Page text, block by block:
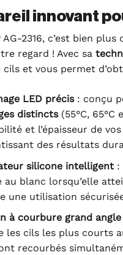
innovant
AG-2316, c’est bien
regard ! Avec sa
cils et vous permet
LED précis: conçu
distincts(55°C, 65°C
et l’épaisseur de
des résultats
silicone intelligent:
au blanc lorsqu’elle
une utilisation
à courbure grand angle
les cils les plus courts
recourbés